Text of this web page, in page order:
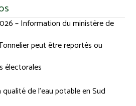
– Information du ministère de
peut être reportés ou
électorales
de l’eau potable en Sud